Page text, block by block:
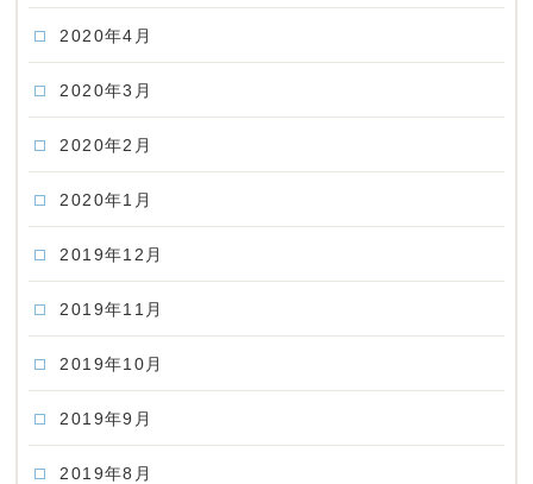
2020年4月
2020年3月
2020年2月
2020年1月
2019年12月
2019年11月
2019年10月
2019年9月
2019年8月